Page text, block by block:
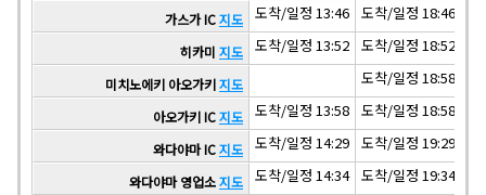
가스가 IC지도 도착/일정 13:46 도착/일정 18:46
히카미 지도 도착/일정 13:52 도착/일정 18:52
미치노에키 아오가키지도 도착/일정 18:58
아오가키 IC지도 도착/일정 13:58 도착/일정 18:58
와다야마 IC지도 도착/일정 14:29 도착/일정 19:29
와다야마 영업소지도 도착/일정 14:34 도착/일정 19:34